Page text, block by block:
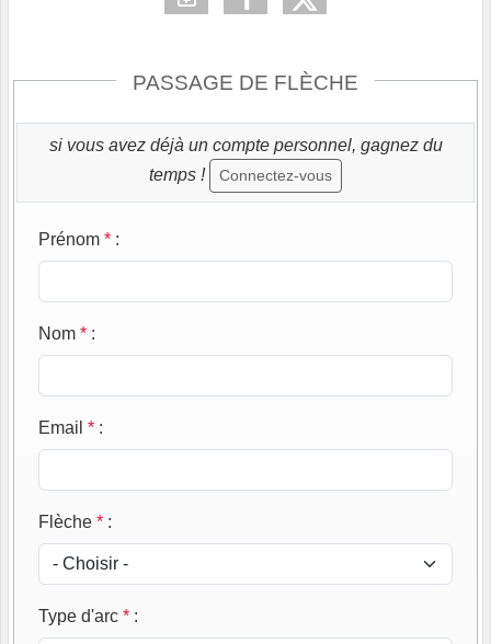
PASSAGE DE FLÈCHE
si vous avez déjà un compte personnel, gagnez du
temps !
Connectez-vous
Prénom * :
Nom * :
Email * :
Flèche * :
Type d'arc * :